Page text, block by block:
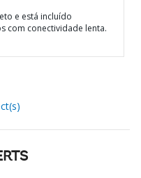
e está incluído
com conectividade lenta.